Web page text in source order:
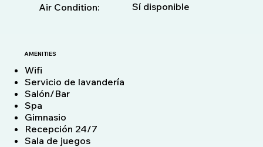
Air Condition:
Sí disponible
AMENITIES
Wifi
Servicio de lavandería
Salón/Bar
Spa
Gimnasio
Recepción 24/7
Sala de juegos